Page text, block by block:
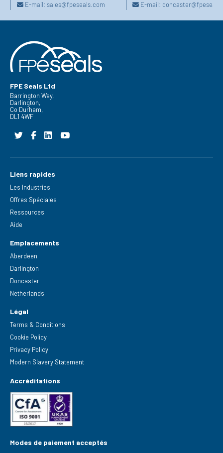
E-mail: sales@fpeseals.com
E-mail:
FPE Seals Ltd
Barrington Way,
Darlington,
Co Durham,
DL1 4WF
Liens rapides
Les Industries
Offres Spéciales
Ressources
Aide
Emplacements
Aberdeen
Darlington
Doncaster
Netherlands
Légal
Terms & Conditions
Cookie Policy
Privacy Policy
Modern Slavery Statement
Accréditations
Modes de paiement acceptés